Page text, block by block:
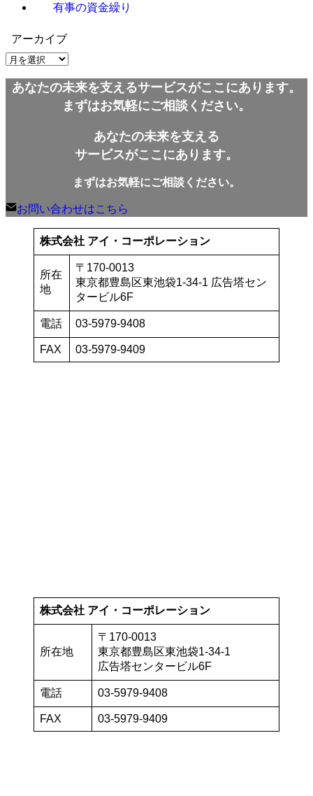
有事の資金繰り
アーカイブ
ア
カあなたの未来を支えるサービスがここにあります。
まずはお気軽にご相談ください。
あなたの未来を支える
サービスがここにあります。
まずはお気軽にご相談ください。
お問い合わせはこちら
株式会社 アイ・コーポレーション
所在
地
〒170-0013
東京都豊島区東池袋1-34-1 広告塔セン
タービル6F
電話 03-5979-9408
FAX 03-5979-9409
株式会社 アイ・コーポレーション
所在地
〒170-0013
東京都豊島区東池袋1-34-1
広告塔センタービル6F
電話 03-5979-9408
FAX 03-5979-9409